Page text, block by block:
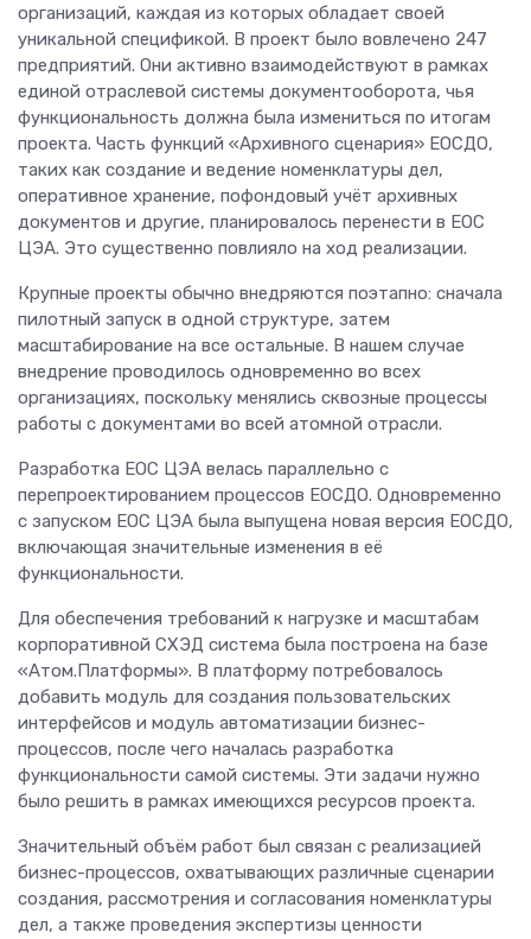
организаций, каждая из которых обладает своей
уникальной спецификой. В проект было вовлечено 247
предприятий. Они активно взаимодействуют в рамках
единой отраслевой системы документооборота, чья
функциональность должна была измениться по итогам
проекта. Часть функций «Архивного сценария» ЕОСДО,
таких как создание и ведение номенклатуры дел,
оперативное хранение, пофондовый учёт архивных
документов и другие, планировалось перенести в ЕОС
ЦЭА. Это существенно повлияло на ход реализации.
Крупные проекты обычно внедряются поэтапно: сначала
пилотный запуск в одной структуре, затем
масштабирование на все остальные. В нашем случае
внедрение проводилось одновременно во всех
организациях, поскольку менялись сквозные процессы
работы с документами во всей атомной отрасли.
Разработка ЕОС ЦЭА велась параллельно с
перепроектированием процессов ЕОСДО. Одновременно
с запуском ЕОС ЦЭА была выпущена новая версия ЕОСДО,
включающая значительные изменения в её
функциональности.
Для обеспечения требований к нагрузке и масштабам
корпоративной СХЭД система была построена на базе
«Атом.Платформы». В платформу потребовалось
добавить модуль для создания пользовательских
интерфейсов и модуль автоматизации бизнес-
процессов, после чего началась разработка
функциональности самой системы. Эти задачи нужно
было решить в рамках имеющихся ресурсов проекта.
Значительный объём работ был связан с реализацией
бизнес-процессов, охватывающих различные сценарии
создания, рассмотрения и согласования номенклатуры
дел, а также проведения экспертизы ценности